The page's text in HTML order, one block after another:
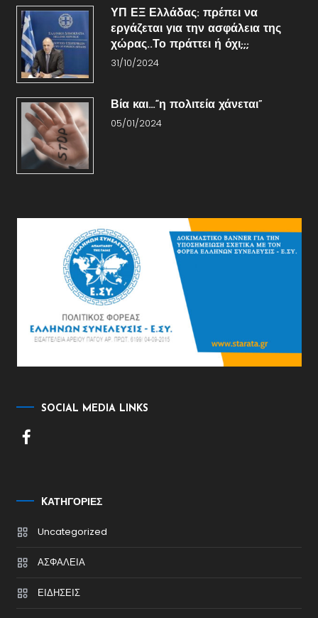
ΥΠ ΕΞ Ελλάδας: πρέπει να
εργάζεται για την ασφάλεια της
χώρας..Το πράττει ή όχι;;;
31/10/2024
Βία και…“η πολιτεία χάνεται”
05/01/2024
SOCIAL MEDIA LINKS
KΑΤΗΓΟΡΊΕΣ
Uncategorized
ΑΣΦΑΛΕΙΑ
ΕΙΔΗΣΕΙΣ